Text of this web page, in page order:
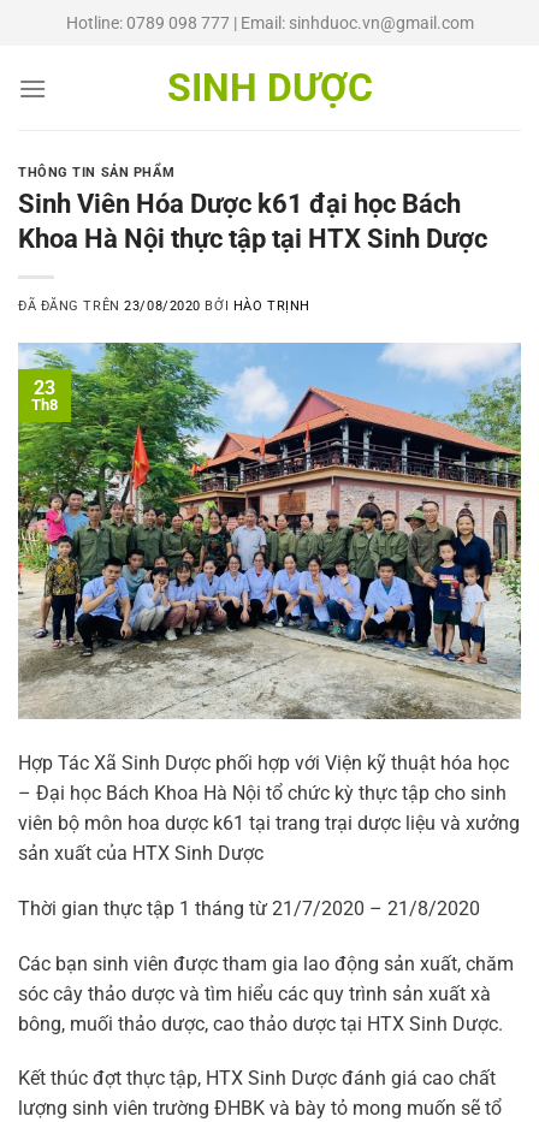
dung
Hotline: 0789 098 777 | Email: sinhduoc.vn@gmail.com
SINH DƯỢC
THÔNG TIN SẢN PHẨM
Sinh Viên Hóa Dược k61 đại học Bách
Khoa Hà Nội thực tập tại HTX Sinh Dược
ĐÃ ĐĂNG TRÊN23/08/2020 BỞI HÀO TRỊNH
23
Th8
Hợp Tác Xã Sinh Dược phối hợp với Viện kỹ thuật hóa học
– Đại học Bách Khoa Hà Nội tổ chức kỳ thực tập cho sinh
viên bộ môn hoa dược k61 tại trang trại dược liệu và xưởng
sản xuất của HTX Sinh Dược
Thời gian thực tập 1 tháng từ 21/7/2020 – 21/8/2020
Các bạn sinh viên được tham gia lao động sản xuất, chăm
sóc cây thảo dược và tìm hiểu các quy trình sản xuất xà
bông, muối thảo dược, cao thảo dược tại HTX Sinh Dược.
Kết thúc đợt thực tập, HTX Sinh Dược đánh giá cao chất
lượng sinh viên trường ĐHBK và bày tỏ mong muốn sẽ tổ